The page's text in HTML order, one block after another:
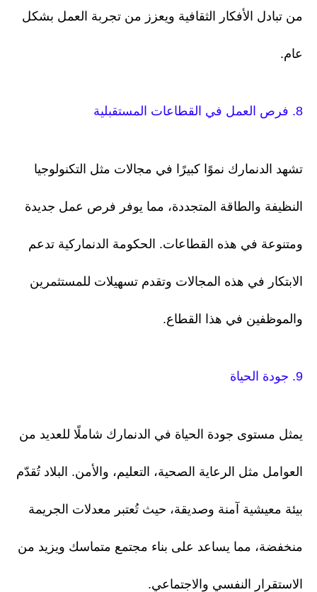
من تبادل الأفكار الثقافية ويعزز من تجربة العمل بشكل
عام.
8. فرص العمل في القطاعات المستقبلية
تشهد الدنمارك نموًا كبيرًا في مجالات مثل التكنولوجيا
النظيفة والطاقة المتجددة، مما يوفر فرص عمل جديدة
ومتنوعة في هذه القطاعات. الحكومة الدنماركية تدعم
الابتكار في هذه المجالات وتقدم تسهيلات للمستثمرين
والموظفين في هذا القطاع.
9. جودة الحياة
يمثل مستوى جودة الحياة في الدنمارك شاملًا للعديد من
العوامل مثل الرعاية الصحية، التعليم، والأمن. البلاد تُقدّم
بيئة معيشية آمنة وصديقة، حيث تُعتبر معدلات الجريمة
منخفضة، مما يساعد على بناء مجتمع متماسك ويزيد من
الاستقرار النفسي والاجتماعي.